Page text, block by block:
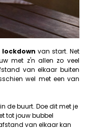
lockdown van start. Net
met z'n allen zo veel
van elkaar buiten
wel met een van
de buurt. Doe dit met je
tot jouw bubbel
van elkaar kan